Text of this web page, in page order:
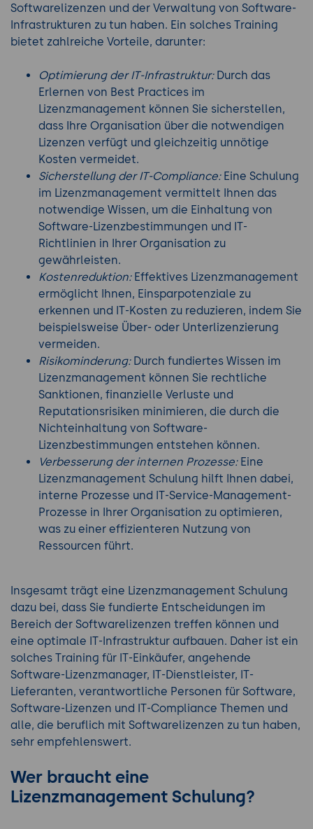
Softwarelizenzen und der Verwaltung von Software-
Infrastrukturen zu tun haben. Ein solches Training
bietet zahlreiche Vorteile, darunter:
Optimierung der IT-Infrastruktur:Durch das
Erlernen von Best Practices im
Lizenzmanagement können Sie sicherstellen,
dass Ihre Organisation über die notwendigen
Lizenzen verfügt und gleichzeitig unnötige
Kosten vermeidet.
Sicherstellung der IT-Compliance:Eine Schulung
im Lizenzmanagement vermittelt Ihnen das
notwendige Wissen, um die Einhaltung von
Software-Lizenzbestimmungen und IT-
Richtlinien in Ihrer Organisation zu
gewährleisten.
Kostenreduktion:Effektives Lizenzmanagement
ermöglicht Ihnen, Einsparpotenziale zu
erkennen und IT-Kosten zu reduzieren, indem Sie
beispielsweise Über- oder Unterlizenzierung
vermeiden.
Risikominderung:Durch fundiertes Wissen im
Lizenzmanagement können Sie rechtliche
Sanktionen, finanzielle Verluste und
Reputationsrisiken minimieren, die durch die
Nichteinhaltung von Software-
Lizenzbestimmungen entstehen können.
Verbesserung der internen Prozesse:Eine
Lizenzmanagement Schulung hilft Ihnen dabei,
interne Prozesse und IT-Service-Management-
Prozesse in Ihrer Organisation zu optimieren,
was zu einer effizienteren Nutzung von
Ressourcen führt.
Insgesamt trägt eine Lizenzmanagement Schulung
dazu bei, dass Sie fundierte Entscheidungen im
Bereich der Softwarelizenzen treffen können und
eine optimale IT-Infrastruktur aufbauen. Daher ist ein
solches Training für IT-Einkäufer, angehende
Software-Lizenzmanager, IT-Dienstleister, IT-
Lieferanten, verantwortliche Personen für Software,
Software-Lizenzen und IT-Compliance Themen und
alle, die beruflich mit Softwarelizenzen zu tun haben,
sehr empfehlenswert.
Wer braucht eine
Lizenzmanagement Schulung?